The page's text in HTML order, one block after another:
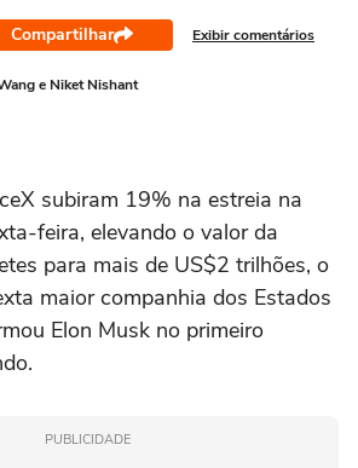
Compartilhar Exibir comentários
e Niket Nishant
subiram 19% na estreia na
feira, elevando o valor da
para mais de US$2 trilhões, o
maior companhia dos Estados
Elon Musk no primeiro
PUBLICIDADE